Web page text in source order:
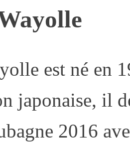
est né en
japonaise, il
2016